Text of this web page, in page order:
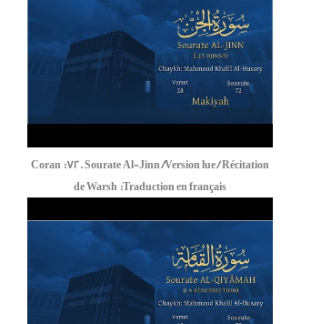
Coran :72. Sourate Al-Jinn /Version lue / Récitation
de Warsh :Traduction en français